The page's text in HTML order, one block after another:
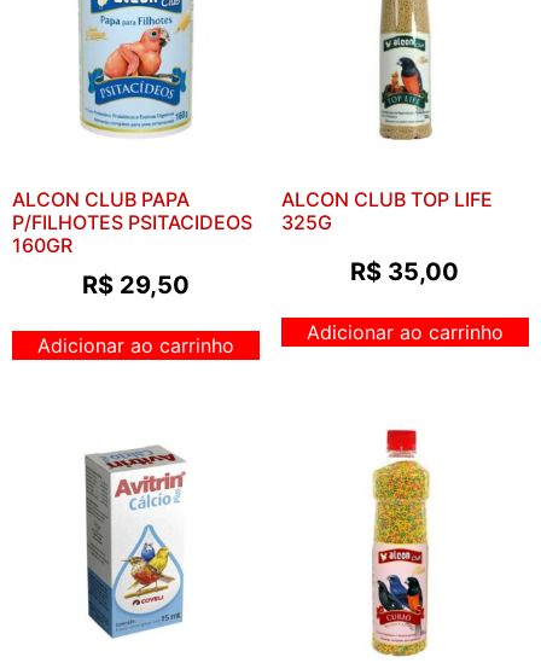
ALCON CLUB PAPA
P/FILHOTES PSITACIDEOS
160GR
R$ 29,50
Adicionar ao carrinho
ALCON CLUB TOP LIFE
325G
R$ 35,00
Adicionar ao carrinho